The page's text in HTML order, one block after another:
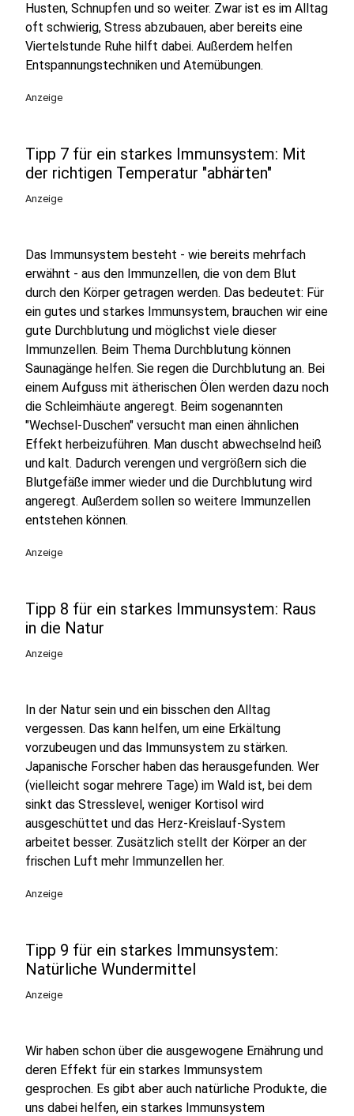
Husten, Schnupfen und so weiter. Zwar ist es im Alltag
oft schwierig, Stress abzubauen, aber bereits eine
Viertelstunde Ruhe hilft dabei. Außerdem helfen
Entspannungstechniken und Atemübungen.
Anzeige
Tipp 7 für ein starkes Immunsystem: Mit
der richtigen Temperatur "abhärten"
Anzeige
Das Immunsystem besteht - wie bereits mehrfach
erwähnt - aus den Immunzellen, die von dem Blut
durch den Körper getragen werden. Das bedeutet: Für
ein gutes und starkes Immunsystem, brauchen wir eine
gute Durchblutung und möglichst viele dieser
Immunzellen. Beim Thema Durchblutung können
Saunagänge helfen. Sie regen die Durchblutung an. Bei
einem Aufguss mit ätherischen Ölen werden dazu noch
die Schleimhäute angeregt. Beim sogenannten
"Wechsel-Duschen" versucht man einen ähnlichen
Effekt herbeizuführen. Man duscht abwechselnd heiß
und kalt. Dadurch verengen und vergrößern sich die
Blutgefäße immer wieder und die Durchblutung wird
angeregt. Außerdem sollen so weitere Immunzellen
entstehen können.
Anzeige
Tipp 8 für ein starkes Immunsystem: Raus
in die Natur
Anzeige
In der Natur sein und ein bisschen den Alltag
vergessen. Das kann helfen, um eine Erkältung
vorzubeugen und das Immunsystem zu stärken.
Japanische Forscher haben das herausgefunden. Wer
(vielleicht sogar mehrere Tage) im Wald ist, bei dem
sinkt das Stresslevel, weniger Kortisol wird
ausgeschüttet und das Herz-Kreislauf-System
arbeitet besser. Zusätzlich stellt der Körper an der
frischen Luft mehr Immunzellen her.
Anzeige
Tipp 9 für ein starkes Immunsystem:
Natürliche Wundermittel
Anzeige
Wir haben schon über die ausgewogene Ernährung und
deren Effekt für ein starkes Immunsystem
gesprochen. Es gibt aber auch natürliche Produkte, die
uns dabei helfen, ein starkes Immunsystem